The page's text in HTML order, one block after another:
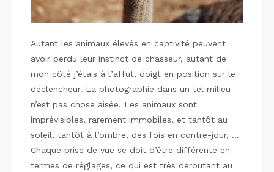
Autant les animaux élevés en captivité peuvent
avoir perdu leur instinct de chasseur, autant de
mon côté j’étais à l’affut, doigt en position sur le
déclencheur. La photographie dans un tel milieu
n’est pas chose aisée. Les animaux sont
imprévisibles, rarement immobiles, et tantôt au
soleil, tantôt à l’ombre, des fois en contre-jour, …
Chaque prise de vue se doit d’être différente en
termes de réglages, ce qui est très déroutant au